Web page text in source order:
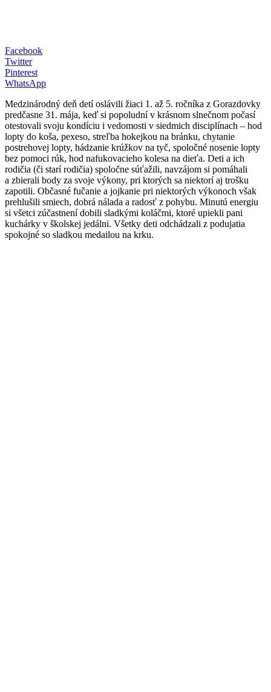
Facebook
Twitter
Pinterest
WhatsApp
Medzinárodný deň detí oslávili žiaci 1. až 5. ročníka z Gorazdovky
predčasne 31. mája, keď si popoludní v krásnom slnečnom počasí
otestovali svoju kondíciu i vedomosti v siedmich disciplínach – hod
lopty do koša, pexeso, streľba hokejkou na bránku, chytanie
postrehovej lopty, hádzanie krúžkov na tyč, spoločné nosenie lopty
bez pomoci rúk, hod nafukovacieho kolesa na dieťa. Deti a ich
rodičia (či starí rodičia) spoločne súťažili, navzájom si pomáhali
a zbierali body za svoje výkony, pri ktorých sa niektorí aj trošku
zapotili. Občasné fučanie a jojkanie pri niektorých výkonoch však
prehlušili smiech, dobrá nálada a radosť z pohybu. Minutú energiu
si všetci zúčastnení dobili sladkými koláčmi, ktoré upiekli pani
kuchárky v školskej jedálni. Všetky deti odchádzali z podujatia
spokojné so sladkou medailou na krku.